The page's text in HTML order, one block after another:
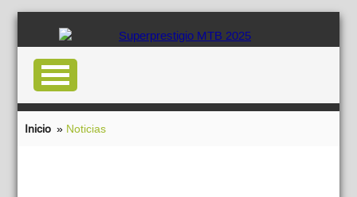
Inicio » Noticias